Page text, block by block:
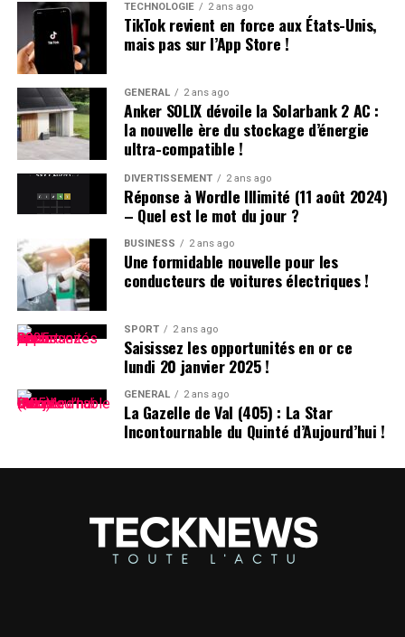
Affrontements et Tentative de Vol :
Comparution au Tribunal en Avril
Un autre incident s’est produit à Villeneuve-sur-Lot où
plusieurs individus se sont battus après avoir reçu des
menaces liées à un vol automobile avorté. Le parquet a
décidé de poursuivre trois passagers en leur proposant
une comparution sur reconnaissance préalable de
culpabilité (CRPC). Ils devront se présenter devant le
tribunal local fin avril.
TECHNOLOGIE 2 ans ago
TikTok revient en force aux États-Unis,
mais pas sur l’App Store !
GÉNÉRAL 2 ans ago
Anker SOLIX dévoile la Solarbank 2 AC :
la nouvelle ère du stockage d’énergie
ultra-compatible !
DIVERTISSEMENT 2 ans ago
Réponse à Wordle Illimité (11 août 2024)
– Quel est le mot du jour ?
BUSINESS 2 ans ago
Une formidable nouvelle pour les
conducteurs de voitures électriques !
SPORT 2 ans ago
Saisissez les opportunités en or ce
lundi 20 janvier 2025 !
GÉNÉRAL 2 ans ago
La Gazelle de Val (405) : La Star
Incontournable du Quinté d’Aujourd’hui !